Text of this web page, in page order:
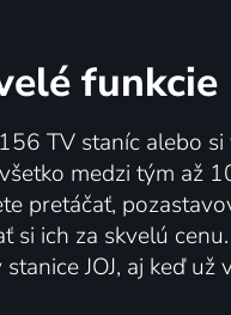
funkcie
TV staníc alebo
medzi tým až
pretáčať,
si ich za skvelú
JOJ, aj keď už